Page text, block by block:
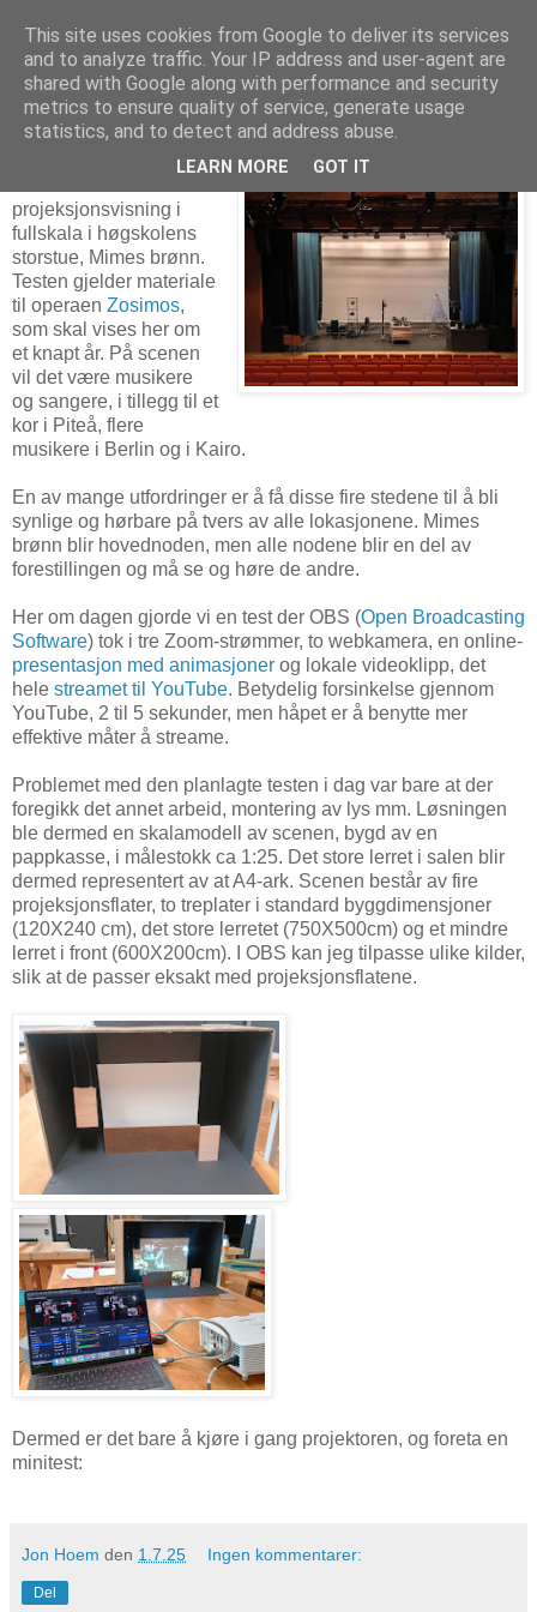
1. juli 2025
Projeksjonstest med scenemodell
projeksjonsvisning i
fullskala i høgskolens
storstue, Mimes brønn.
Testen gjelder materiale
til operaen Zosimos,
som skal vises her om
et knapt år. På scenen
vil det være musikere
og sangere, i tillegg til et
kor i Piteå, flere
musikere i Berlin og i Kairo.
En av mange utfordringer er å få disse fire stedene til å bli
synlige og hørbare på tvers av alle lokasjonene. Mimes
brønn blir hovednoden, men alle nodene blir en del av
forestillingen og må se og høre de andre.
Her om dagen gjorde vi en test der OBS (Open Broadcasting
Software) tok i tre Zoom-strømmer, to webkamera, en online-
presentasjon med animasjoner og lokale videoklipp, det
hele streamet til YouTube. Betydelig forsinkelse gjennom
YouTube, 2 til 5 sekunder, men håpet er å benytte mer
effektive måter å streame.
Problemet med den planlagte testen i dag var bare at der
foregikk det annet arbeid, montering av lys mm. Løsningen
ble dermed en skalamodell av scenen, bygd av en
pappkasse, i målestokk ca 1:25. Det store lerret i salen blir
dermed representert av at A4-ark. Scenen består av fire
projeksjonsflater, to treplater i standard byggdimensjoner
(120X240 cm), det store lerretet (750X500cm) og et mindre
lerret i front (600X200cm). I OBS kan jeg tilpasse ulike kilder,
slik at de passer eksakt med projeksjonsflatene.
Dermed er det bare å kjøre i gang projektoren, og foreta en
minitest:
Jon Hoem den 1.7.25 Ingen kommentarer:
Del
This site uses cookies from Google to deliver its services
and to analyze traffic. Your IP address and user-agent are
shared with Google along with performance and security
metrics to ensure quality of service, generate usage
statistics, and to detect and address abuse.
LEARN MORE GOT IT